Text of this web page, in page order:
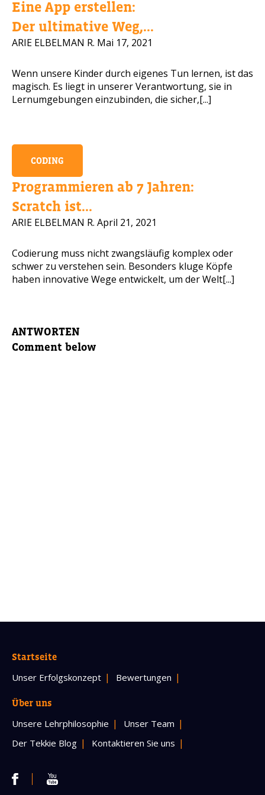
Eine App erstellen:
Der ultimative Weg,...
ARIE ELBELMAN R. Mai 17, 2021
Wenn unsere Kinder durch eigenes Tun lernen, ist das
magisch. Es liegt in unserer Verantwortung, sie in
Lernumgebungen einzubinden, die sicher,[...]
CODING
Programmieren ab 7 Jahren:
Scratch ist...
ARIE ELBELMAN R. April 21, 2021
Codierung muss nicht zwangsläufig komplex oder
schwer zu verstehen sein. Besonders kluge Köpfe
haben innovative Wege entwickelt, um der Welt[...]
ANTWORTEN
Comment below
Startseite
Unser Erfolgskonzept Bewertungen
Über uns
Unsere Lehrphilosophie
Unser Team
Der Tekkie Blog
Kontaktieren Sie uns
Handynummer
Lesen Sie unsere Datenschutzbestimmungen